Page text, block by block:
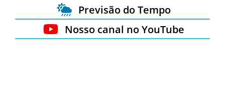
Previsão do Tempo
Nosso canal no YouTube